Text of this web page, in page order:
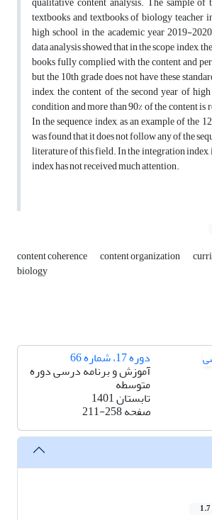
textbooks and textbooks of biology teacher
high school in the academic year 2019-
data analysis showed that in the scope index,
books fully complied with the content and
but the 10th grade does not have these
index, the content of the second year of
condition and more than 90% of the content
In the sequence index, as an example of the
was found that it does not follow any of the
literature of this field. In the integration index,
index has not received much attention.
content coherence content organization
biology
دوره 17، شماره 66
آموزش و برنامه درسی دوره
متوسطه
تابستان 1401
صفحه211-258